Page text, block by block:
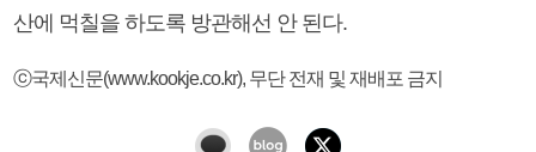
산에 먹칠을 하도록 방관해선 안 된다.
ⓒ국제신문(www.kookje.co.kr), 무단 전재 및 재배포 금지